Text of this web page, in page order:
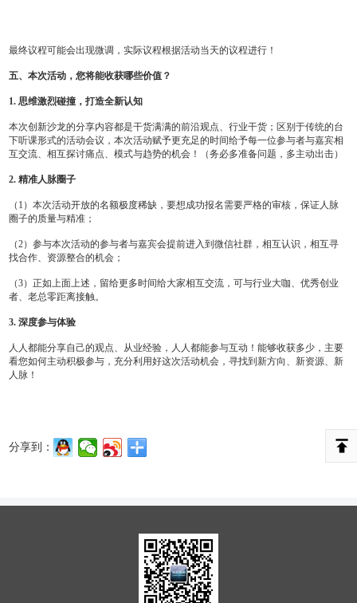
最终议程可能会出现微调，实际议程根据活动当天的议程进行！
五、本次活动，您将能收获哪些价值？
1. 思维激烈碰撞，打造全新认知
本次创新沙龙的分享内容都是干货满满的前沿观点、行业干货；区别于传统的台
下听课形式的活动会议，本次活动赋予更充足的时间给予每一位参与者与嘉宾相
互交流、相互探讨痛点、模式与趋势的机会！
（务必多准备问题，多主动出击）
2. 精准人脉圈子
（1）本次活动开放的名额极度稀缺，要想成功报名需要严格的审核，保证人脉
圈子的质量与精准；
（2）参与本次活动的参与者与嘉宾会提前进入到微信社群，相互认识，相互寻
找合作、资源整合的机会；
（3）正如上面上述，留给更多时间给大家相互交流，可与行业大咖、优秀创业
者、老总零距离接触。
3. 深度参与体验
人人都能分享自己的观点、从业经验，人人都能参与互动！能够收获多少，主要
看您如何主动积极参与，充分利用好这次活动机会，寻找到新方向、新资源、新
人脉！
分享到：